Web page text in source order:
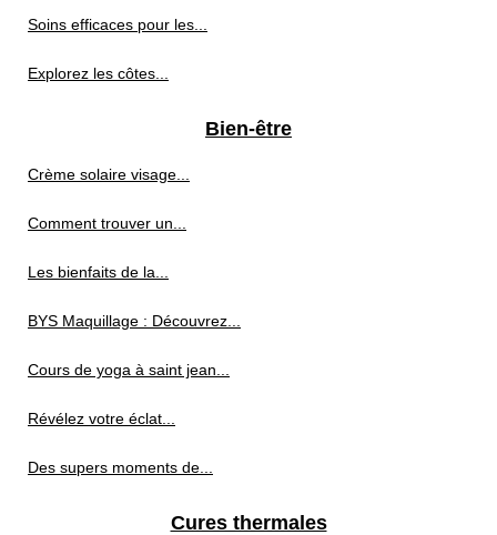
Soins efficaces pour les...
Explorez les côtes...
Bien-être
Crème solaire visage...
Comment trouver un...
Les bienfaits de la...
BYS Maquillage : Découvrez...
Cours de yoga à saint jean...
Révélez votre éclat...
Des supers moments de...
Cures thermales